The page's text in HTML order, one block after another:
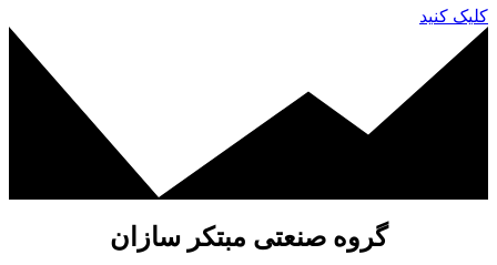
کلیک کنید
گروه صنعتی مبتکر سازان